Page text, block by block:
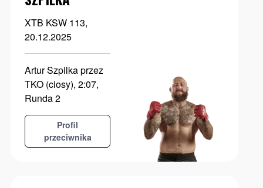
XTB KSW 113,
20.12.2025
Artur Szpilka przez
TKO (ciosy), 2:07,
Runda 2
Profil
przeciwnika